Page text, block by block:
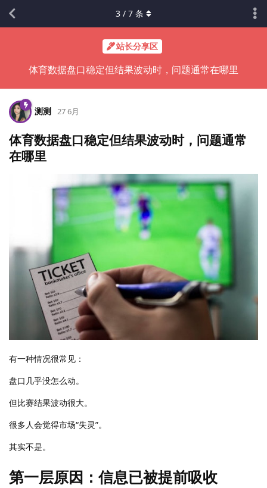
站长分享区
体育数据盘口稳定但结果波动时，问题通常在哪里
3 / 7 条
测测 27 6月
体育数据盘口稳定但结果波动时，问题通常
在哪里
有一种情况很常见：
盘口几乎没怎么动。
但比赛结果波动很大。
很多人会觉得市场“失灵”。
其实不是。
第一层原因：信息已被提前吸收